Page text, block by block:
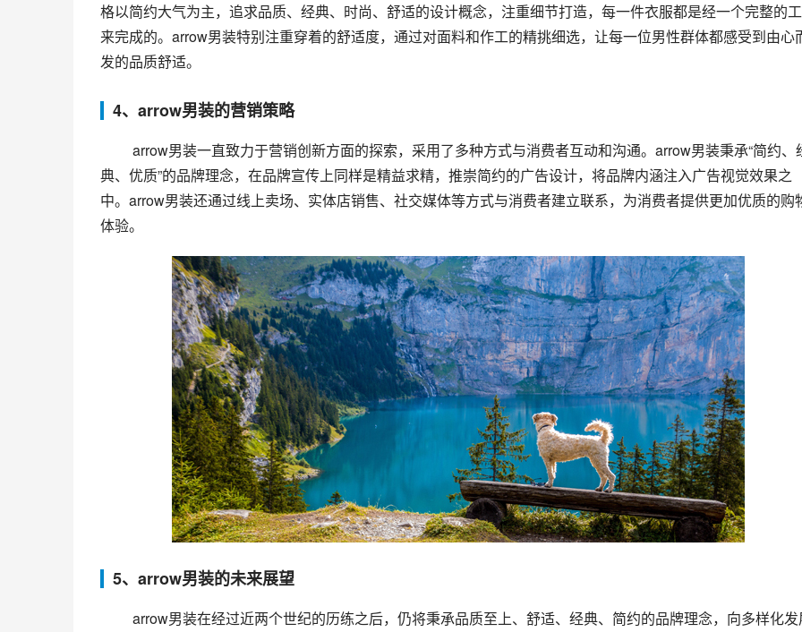
格以简约大气为主，追求品质、经典、时尚、舒适的设计概念，注重细节打造，每一件衣服都是经一个完整的
来完成的。arrow男装特别注重穿着的舒适度，通过对面料和作工的精挑细选，让每一位男性群体都感受到由心
发的品质舒适。
4、arrow男装的营销策略
典、优质”的品牌理念，在品牌宣传上同样是精益求精，推崇简约的广告设计，将品牌内涵注入广告视觉效果之
中。arrow男装还通过线上卖场、实体店销售、社交媒体等方式与消费者建立联系，为消费者提供更加优质的购
体验。
5、arrow男装的未来展望